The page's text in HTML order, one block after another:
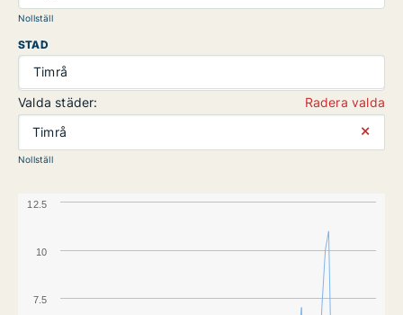
Nollställ
STAD
Timrå
Valda städer:
Radera valda
Timrå
⨯
Nollställ
7.5
10
12.5